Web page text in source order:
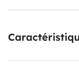
profilé ultra